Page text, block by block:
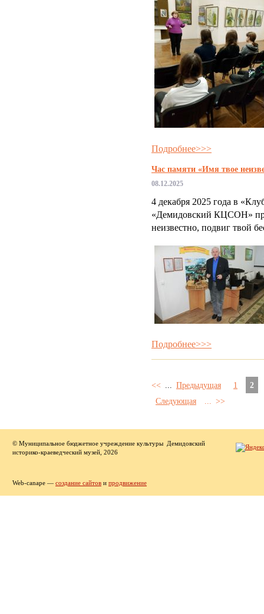
Подробнее>>>
Час памяти «Имя твое
08.12.2025
4 декабря 2025 года в
«Демидовский КЦСОН»
неизвестно, подвиг твой
Подробнее>>>
<< Предыдущая 1
2
Следующая
>>
© Муниципальное бюджетное учреждение культуры Демидовский
историко-краеведческий музей, 2026
Web-canape — создание сайтов и продвижение